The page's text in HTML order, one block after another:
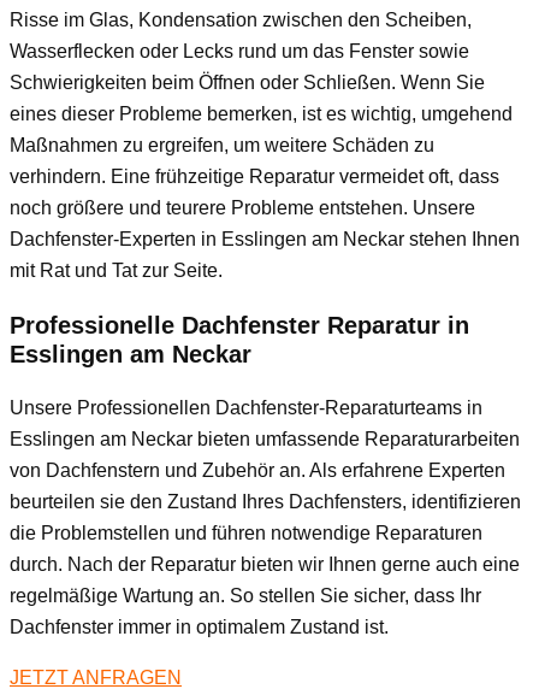
Risse im Glas, Kondensation zwischen den Scheiben,
Wasserflecken oder Lecks rund um das Fenster sowie
Schwierigkeiten beim Öffnen oder Schließen. Wenn Sie
eines dieser Probleme bemerken, ist es wichtig, umgehend
Maßnahmen zu ergreifen, um weitere Schäden zu
verhindern. Eine frühzeitige Reparatur vermeidet oft, dass
noch größere und teurere Probleme entstehen. Unsere
Dachfenster-Experten in Esslingen am Neckar stehen Ihnen
mit Rat und Tat zur Seite.
Professionelle Dachfenster Reparatur in
Esslingen am Neckar
Unsere Professionellen Dachfenster-Reparaturteams in
Esslingen am Neckar bieten umfassende Reparaturarbeiten
von Dachfenstern und Zubehör an. Als erfahrene Experten
beurteilen sie den Zustand Ihres Dachfensters, identifizieren
die Problemstellen und führen notwendige Reparaturen
durch. Nach der Reparatur bieten wir Ihnen gerne auch eine
regelmäßige Wartung an. So stellen Sie sicher, dass Ihr
Dachfenster immer in optimalem Zustand ist.
JETZT ANFRAGEN